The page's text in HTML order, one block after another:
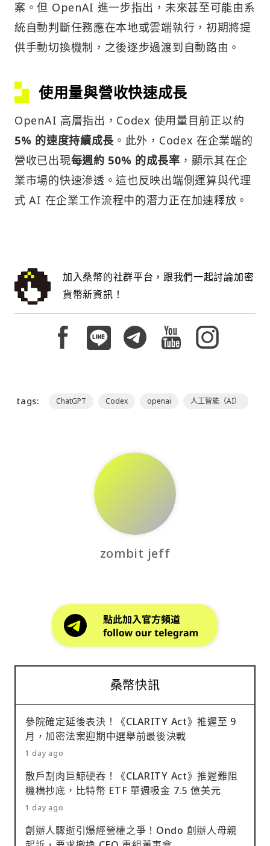
案。但 OpenAI 進一步指出，未來甚至可能由系
統自動判斷任務應在本地或雲端執行，初期將提
供手動切換機制，之後逐步過渡到自動路由。
使用量與營收快速成長
OpenAI 高層指出，Codex 使用量目前正以約
5% 的速度持續成長 。此外，Codex 在企業端的
營收已出現每週約 50% 的成長率 ，顯示其在企
業市場的快速滲透。這也反映出端側運算與代理
式 AI 在企業工作流程中的潛力正在加速釋放。
加入桑幣的社群平台，跟我們一起討論加密
貨幣新資訊！
tags: ChatGPT Codex openai 人工智能（AI）
zombit jeff
桑幣快訊
參院確定延後表決！《CLARITY Act》推遲至 9
月，加密法案迎期中選舉前最後決戰
1 day ago
散戶割肉巨鯨硬吞！《CLARITY Act》推遲難阻
機構抄底，比特幣 ETF 單週吸金 7.5 億美元
1 day ago
創辦人驟逝引爆經營權之爭！Ondo 創辦人母親